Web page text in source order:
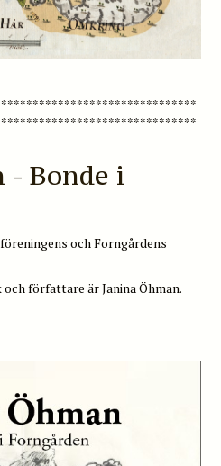
- Bonde i
och Forngårdens
författare är Janina Öhman.